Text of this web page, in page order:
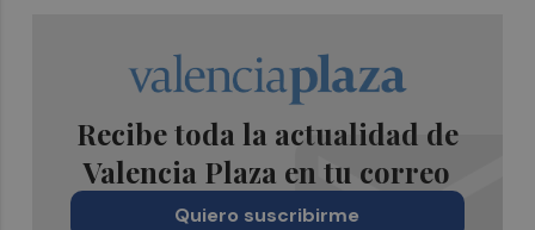
Recibe toda la actualidad de
Valencia Plaza en tu correo
Quiero suscribirme